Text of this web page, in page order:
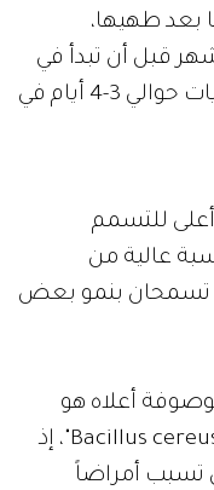
بعد طهيها،
قبل أن تبدأ في
فقدان نضارتها، وعادة تدوم الحلويات حوالي 3-4 أيام في
للتسمم
عالية من
تسمحان بنمو بعض
أعلاه هو
الأرز، الذي يمكن أن يحمل جراثيم "Bacillus cereus"، إذ
تسبب أمراضاً